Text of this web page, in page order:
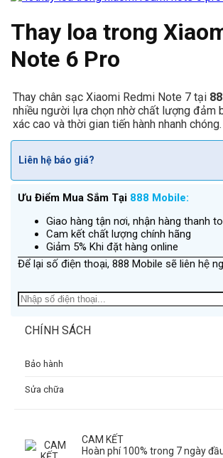
Thay loa trong
Note 6 Pro
Thay chân sạc Xiaomi Redmi Note 7 tại
nhiều người lựa chọn nhờ chất lượng đảm
xác cao và thời gian tiến hành nhanh chóng.
Liên hệ báo giá?
Ưu Điểm Mua Sắm Tại 888 Mobile:
Giao hàng tận nơi, nhận hàng thanh
Cam kết chất lượng chính hãng
Giảm 5% Khi đặt hàng online
Để lại số điện thoại, 888 Mobile sẽ liên hệ
CHÍNH SÁCH
Bảo hành
Sửa chữa
CAM KẾT
Hoàn phí 100% trong 7 ngày